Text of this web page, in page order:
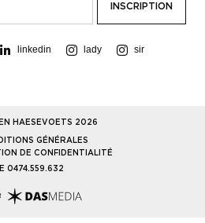
linkedin lady sir
HAESEVOETS 2026
GÉNÉRALES
DE CONFIDENTIALITÉ
0474.559.632